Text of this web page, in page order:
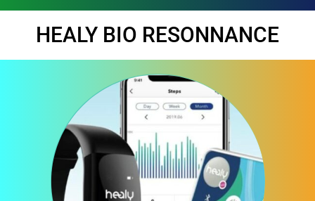
HEALY BIO RESONNANCE